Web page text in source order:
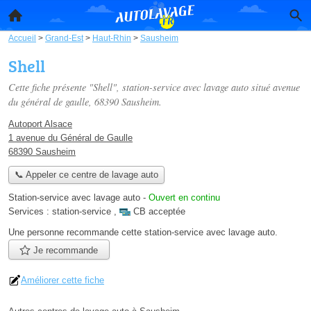
Accueil > Grand-Est > Haut-Rhin > Sausheim
Shell
Cette fiche présente "Shell", station-service avec lavage auto situé avenue
du général de gaulle, 68390 Sausheim.
Autoport Alsace
1 avenue du Général de Gaulle
68390 Sausheim
📞 Appeler ce centre de lavage auto
Station-service avec lavage auto - Ouvert en continu
Services : station-service ,
CB acceptée
Une personne recommande cette station-service avec lavage auto.
Je recommande
Améliorer cette fiche